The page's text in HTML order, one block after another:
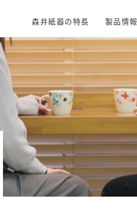
森井紙器の特長 製品情報